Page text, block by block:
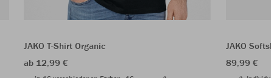
JAKO T-Shirt Organic
ab 12,99 €
JAKO
89,99 €